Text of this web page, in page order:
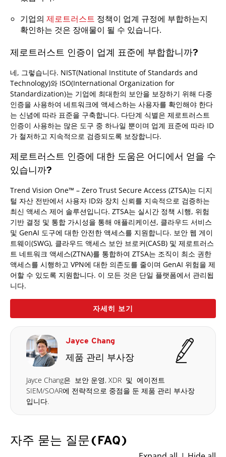
기업의 제로트러스트 정책이 업계 규정에 부합하는지
확인하는 것은 장애물이 될 수 있습니다.
제로트러스트 인증이 업계 표준에 부합합니까?
네, 그렇습니다. NIST(National Institute of Standards and
Technology)와 ISO(International Organization for
Standardization)는 기업에 최대한의 보안을 보장하기 위해 다중
인증을 사용하여 네트워크에 액세스하는 사용자를 확인해야 한다
는 신념에 따라 표준을 구축합니다. 다단계 식별은 제로트러스트
인증이 사용하는 많은 도구 중 하나일 뿐이며 업계 표준에 따라 ID
가 철저하고 지속적으로 검증되도록 보장합니다.
제로트러스트 인증에 대한 도움은 어디에서 얻을 수
있습니까?
Trend Vision One™ – Zero Trust Secure Access (ZTSA)는 디지
털 자산 전반에서 사용자 ID와 장치 신뢰를 지속적으로 검증하는
최신 액세스 제어 솔루션입니다. ZTSA는 실시간 정책 시행, 위험
기반 결정 및 통합 가시성을 통해 애플리케이션, 클라우드 서비스
및 GenAI 도구에 대한 안전한 액세스를 지원합니다. 보안 웹 게이
트웨이(SWG), 클라우드 액세스 보안 브로커(CASB) 및 제로트러스
트 네트워크 액세스(ZTNA)를 통합하여 ZTSA는 조직이 최소 권한
액세스를 시행하고 VPN에 대한 의존도를 줄이며 GenAI 위험을 제
어할 수 있도록 지원합니다. 이 모든 것은 단일 플랫폼에서 관리됩
니다.
자세히 보기
Jayce Chang
제품 관리 부사장
Jayce Chang은 보안 운영, XDR 및 에이전트
SIEM/SOAR에 전략적으로 중점을 둔 제품 관리 부사장
입니다.
자주 묻는 질문(FAQ)